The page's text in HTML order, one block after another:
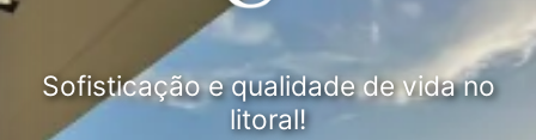
Sofisticação e qualidade de vida no
litoral!